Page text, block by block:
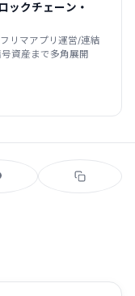
ックチェーン・
リマアプリ運営/連結
資産まで多角展開